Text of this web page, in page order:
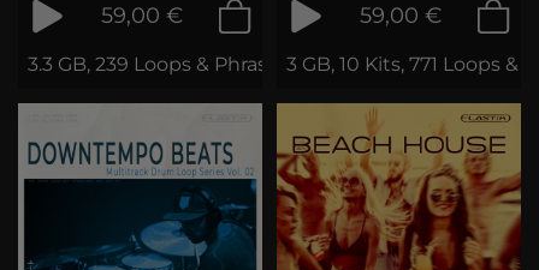
59,00 €
3.3 GB, 239 Loops & Phrases
59,00 €
3 GB, 10 Kits, 771 Loops &